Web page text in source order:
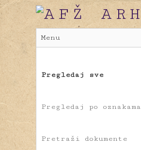
Menu
Pregledaj sve
Pregledaj po oznakama
Pretraži dokumente